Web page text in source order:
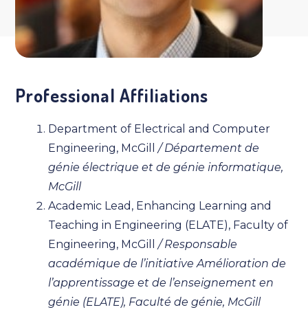
Professional Affiliations
Department of Electrical and Computer
Engineering, McGill/Département de
génie électrique et de génie informatique,
McGill
Academic Lead, Enhancing Learning and
Teaching in Engineering (ELATE), Faculty of
Engineering, McGill/ Responsable
académique de l’initiative Amélioration de
l’apprentissage et de l’enseignement en
génie (ELATE), Faculté de génie, McGill